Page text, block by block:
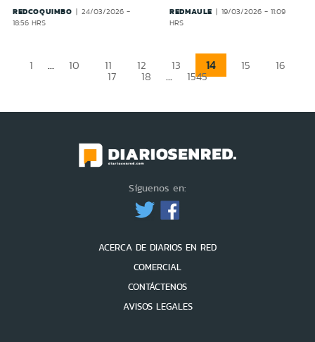
REDCOQUIMBO
24/03/2026 -
18:56 HRS
REDMAULE
19/03/2026 - 11:09
HRS
1 ... 10 11 12 13 14 15 16
17 18 ... 1545
Síguenos en:
ACERCA DE DIARIOS EN RED
COMERCIAL
CONTÁCTENOS
AVISOS LEGALES